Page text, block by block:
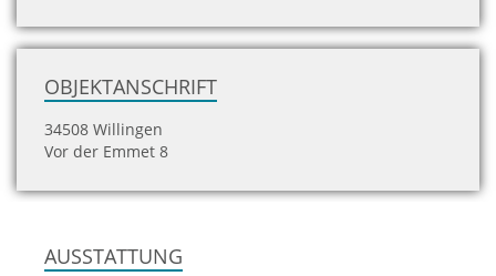
OBJEKTANSCHRIFT
34508 Willingen
Vor der Emmet 8
AUSSTATTUNG